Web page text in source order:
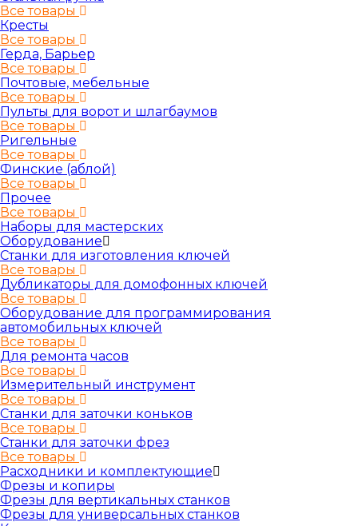
Все товары
Кресты
Все товары
Герда, Барьер
Все товары
Почтовые, мебельные
Все товары
Пульты для ворот и шлагбаумов
Все товары
Ригельные
Все товары
Финские (аблой)
Все товары
Прочее
Все товары
Наборы для мастерских
Оборудование
Станки для изготовления ключей
Все товары
Дубликаторы для домофонных ключей
Все товары
Оборудование для программирования
автомобильных ключей
Все товары
Для ремонта часов
Все товары
Измерительный инструмент
Все товары
Станки для заточки коньков
Все товары
Станки для заточки фрез
Все товары
Расходники и комплектующие
Фрезы и копиры
Фрезы для вертикальных станков
Фрезы для универсальных станков